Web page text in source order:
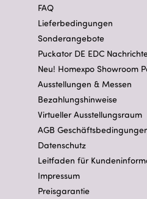
FAQ
Lieferbedingungen
Sonderangebote
Puckator DE EDC
Neu! Homexpo Showroom
Ausstellungen & Messen
Bezahlungshinweise
Virtueller Ausstellungsraum
AGB
Datenschutz
Leitfaden für
Impressum
Preisgarantie